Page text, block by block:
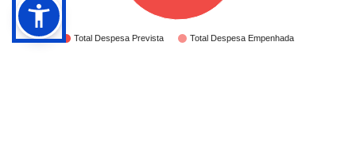
Total Despesa Prevista Total Despesa Empenhada